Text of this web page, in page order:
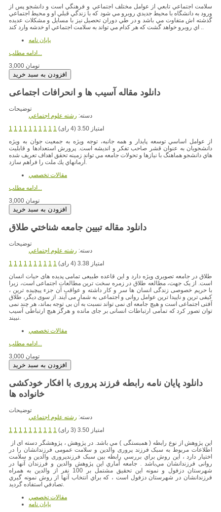
سلامت اجتماعي تابعي از عوامل مختلف اجتماعي و فرهنگي است و دانشجو پس از
ورود به دانشگاه با محيط جديدي روبرو مي شود كه با زندگي قبلي او و محيط اجتماعي
گذشته اش متفاوت مي باشد و در طي دوران تحصيل نيز با مسايل و مشكلات عديده
اي روبرو خواهد گشت كه هر كدام مي تواند به سلامت اجتماعي او خدشه وارد كند ..
پایان نامه
ادامه مطلب...
3,000 تومان
دانلود مقاله آسیب ها و انحرافات اجتماعی
توضیحات
دسته: رشته علوم اجتماعي
1 1 1 1 1 1 1 1 1 1
امتیاز 3.50 (4 رای)
ﺍﺯ ﻋﻮﺍﻣﻞ ﺍﺳﺎﺳﻲ ﺗﻮﺳﻌﻪ ﭘﺎﻳﺪﺍﺭ ﻭ ﻫﻤﻪ ﺟﺎﻧﺒﻪ، ﺗﻮﺟﻪ ﻭﻳﮋﻩ ﺑﻪ ﺟﻤﻌﻴﺖ ﺟﻮﺍﻥ ﺑﻪ ﻭﻳﮋﻩ
ﺩﺍﻧﺸﺠﻮﻳﺎﻥ ﺑﻪ ﻋﻨﻮﺍﻥ ﻗﺸﺮ ﺻﺎﺣﺐ ﺗﻔﻜﺮ ﻭ ﺍﻧﺪﻳﺸﻪ ﺍﺳﺖ. پرورش ﺍﺳﺘﻌﺪﺍﺩﻫﺎ ﻭ ﻗﺎﺑﻠﻴﺖ
ﻫﺎﻱ ﺩﺍﻧﺸﺠﻮ ﻫﻤﺎﻫﻨﮓ ﺑﺎ ﻧﻴﺎﺯﻫﺎ ﻭ ﺗﺤﻮﻻﺕ ﺟﺎﻣﻌﻪ ﻣﻲ ﺗﻮﺍﻧﺪ ﺯﻣﻴﻨﻪ ﺗﺤﻘﻖ ﺍﻫﺪﺍﻑ ﺗﻌﺮﻳﻒ ﺷﺪﻩ
مقالات تخصصي
3,000 تومان
دانلود مقاله تبيين جامعه شناختي طلاق
توضیحات
دسته: رشته علوم اجتماعي
1 1 1 1 1 1 1 1 1 1
امتیاز 3.38 (4 رای)
طلاق در جامعه تصویری ویژه دارد و این قاعده طبیعی تمامی پدیده های حیات انسان
است. از یک جهت، مطالعه طلاق در زمره سخت ترین مطالعات اجتماعی است، زیرا
با حریم خصوصی زندگی انسان ها سر و کار داشته و عواقب آن جزء پیچیده ترین ،
کیفی ترین و ناپیدا ترین عوامل روانی و اجتماعی به شمار می آیند. از سوی دیگر، طلاق
آفتی اجتماعی است و هیچ جامعه ای نمی تواند نسبت به آن بی توجه بماند، هر چند نمی
توان تصور کرد که تمامی ارتباطات انسانی بر جای مانده و هرگز هیچ ارتباطی آسیب
مقالات تخصصي
3,000 تومان
دانلود پایان نامه رابطه فرزند پروری با افکار خودکشی
خانواده ها
توضیحات
دسته: رشته علوم اجتماعي
1 1 1 1 1 1 1 1 1 1
امتیاز 3.50 (3 رای)
اين پژوهش از نوع رابطه ( همبستگی ) مي باشد. در پژوهش ، پژوهشگر دسته ای از
اطلاعات مربوط به سبک فرزند پروری والدین و سلامت عمومی فرزندانشان را در
اختیار دارد ، اين روش براي بررسي رابطه بين سبک فرزندپروری والدین و سلامت
روانی فرزندانشان مي‌باشد . جامعه آماري اين پژوهش والدین و فرزندان آنها در
شهرستان دزفول و نمونه اين تحقيق مشتمل بر 100 نفر از والدین به همراه
فرزندانشان در شهرستان دزفول است ، كه براي انتخاب آنها از روش نمونه گيري
مقالات تخصصي
پایان نامه